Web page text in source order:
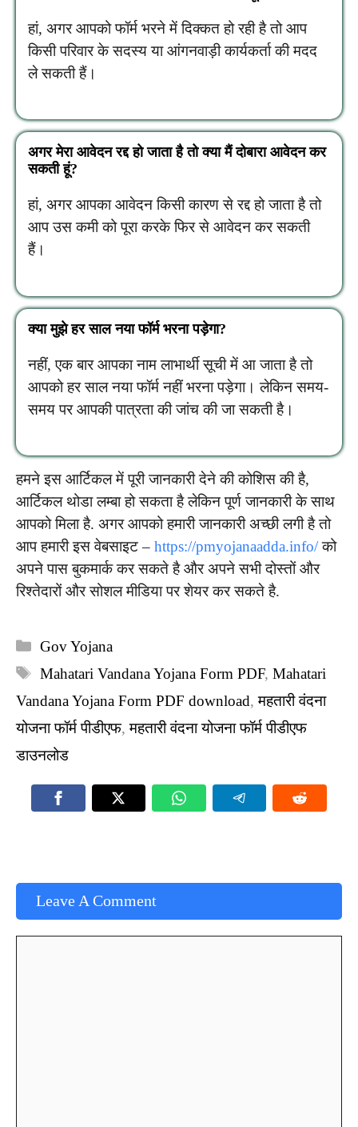
हां, अगर आपको फॉर्म भरने में दिक्कत हो रही है तो आप
किसी परिवार के सदस्य या आंगनवाड़ी कार्यकर्ता की मदद
ले सकती हैं।
अगर मेरा आवेदन रद्द हो जाता है तो क्या मैं दोबारा आवेदन कर
सकती हूं?
हां, अगर आपका आवेदन किसी कारण से रद्द हो जाता है तो
आप उस कमी को पूरा करके फिर से आवेदन कर सकती
हैं।
क्या मुझे हर साल नया फॉर्म भरना पड़ेगा?
नहीं, एक बार आपका नाम लाभार्थी सूची में आ जाता है तो
आपको हर साल नया फॉर्म नहीं भरना पड़ेगा। लेकिन समय-
समय पर आपकी पात्रता की जांच की जा सकती है।
हमने इस आर्टिकल में पूरी जानकारी देने की कोशिस की है,
आर्टिकल थोडा लम्बा हो सकता है लेकिन पूर्ण जानकारी के साथ
आपको मिला है. अगर आपको हमारी जानकारी अच्छी लगी है तो
आप हमारी इस वेबसाइट – https://pmyojanaadda.info/को
अपने पास बुकमार्क कर सकते है और अपने सभी दोस्तों और
रिश्तेदारों और सोशल मीडिया पर शेयर कर सकते है.
Categories
Gov Yojana
Tags
Mahatari Vandana Yojana Form PDF,Mahatari
Vandana Yojana Form PDF download,महतारी वंदना
योजना फॉर्म पीडीएफ,महतारी वंदना योजना फॉर्म पीडीएफ
डाउनलोड
Leave A Comment